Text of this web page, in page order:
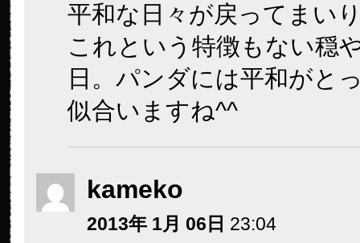
平和な日々が戻ってまい
これという特徴もない穏
日。パンダには平和がと
似合いますね^^
kameko
2013年 1月 06日 23:04